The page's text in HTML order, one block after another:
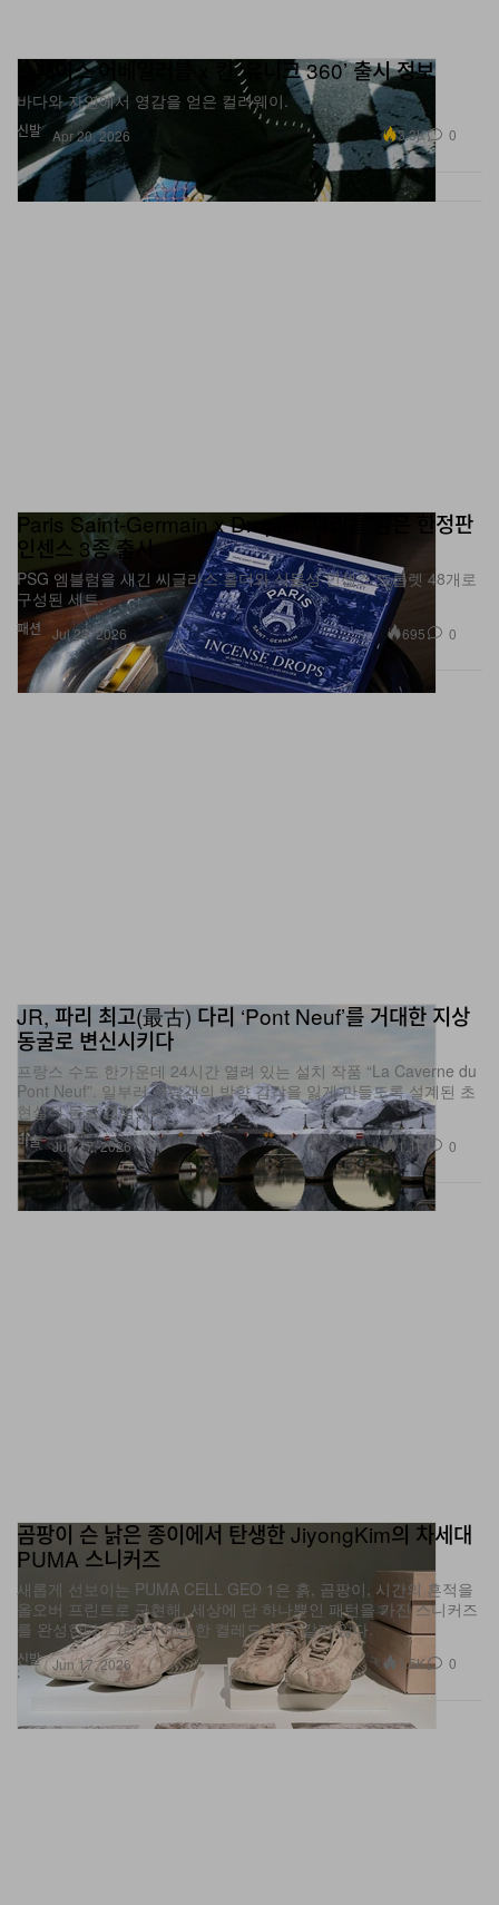
신발
스페이스 어베일러블 x 킨 ‘유니크 360’ 출시 정보
바다와 자연에서 영감을 얻은 컬러웨이.
Apr 20, 2026 3.3K 0
패션
Paris Saint-Germain x Droplet, 파리를 담은 한정판
인센스 3종 출시
PSG 엠블럼을 새긴 씨글라스 홀더와 식물성 인센스 드롭렛 48개로
구성된 세트.
Jul 23, 2026 695 0
미술
JR, 파리 최고(最古) 다리 ‘Pont Neuf’를 거대한 지상
동굴로 변신시키다
프랑스 수도 한가운데 24시간 열려 있는 설치 작품 “La Caverne du
Pont Neuf”. 일부러 관람객의 방향 감각을 잃게 만들도록 설계된 초
현실적 동굴 경험이다.
Jun 17, 2026 1.1K 0
신발
곰팡이 슨 낡은 종이에서 탄생한 JiyongKim의 차세대
PUMA 스니커즈
새롭게 선보이는 PUMA CELL GEO 1은 흙, 곰팡이, 시간의 흔적을
올오버 프린트로 구현해, 세상에 단 하나뿐인 패턴을 가진 스니커즈
를 완성한다. 그래서 어떤 한 켤레도 서로 같지 않다.
Jun 17, 2026 1.5K 0